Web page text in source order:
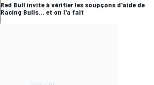
Red Bull invite à vérifier les soupçons d'aide de
Racing Bulls... et on l'a fait